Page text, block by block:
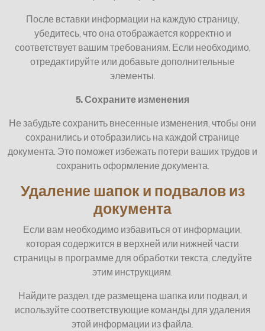
После вставки информации на каждую страницу,
убедитесь, что она отображается корректно и
соответствует вашим требованиям. Если необходимо,
отредактируйте или добавьте дополнительные
элементы.
5. Сохраните изменения
Не забудьте сохранить внесенные изменения, чтобы они
сохранились и отобразились на каждой странице
документа. Это поможет избежать потери ваших трудов и
сохранить оформление документа.
Удаление шапок и подвалов из
документа
Если вам необходимо избавиться от информации,
которая содержится в верхней или нижней части
страницы в программе для обработки текста, следуйте
этим инструкциям.
Найдите раздел, где размещена шапка или подвал, и
используйте соответствующие команды для удаления
этой информации из файла.